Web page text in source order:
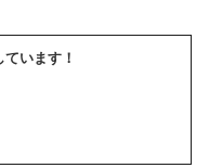
います！